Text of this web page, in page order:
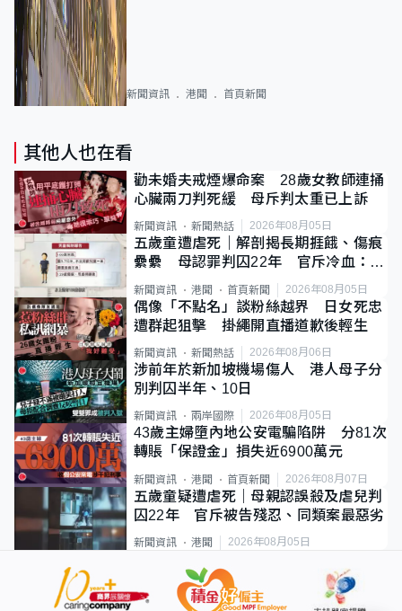
新聞資訊 港聞 首頁新聞
其他人也在看
勸未婚夫戒煙爆命案 28歲女教師連捅
心臟兩刀判死緩 母斥判太重已上訴
新聞資訊 新聞熱話 2026年08月05日
五歲童遭虐死｜解剖揭長期捱餓、傷痕
纍纍 母認罪判囚22年 官斥冷血：同
類案最惡劣
新聞資訊 港聞 首頁新聞 2026年08月05日
偶像「不點名」談粉絲越界 日女死忠
遭群起狙擊 掛繩開直播道歉後輕生
新聞資訊 新聞熱話 2026年08月06日
涉前年於新加坡機場傷人 港人母子分
別判囚半年、10日
新聞資訊 兩岸國際 2026年08月05日
43歲主婦墮內地公安電騙陷阱 分81次
轉賬「保證金」損失近6900萬元
新聞資訊 港聞 首頁新聞 2026年08月07日
五歲童疑遭虐死｜母親認誤殺及虐兒判
囚22年 官斥被告殘忍、同類案最惡劣
新聞資訊 港聞 2026年08月05日